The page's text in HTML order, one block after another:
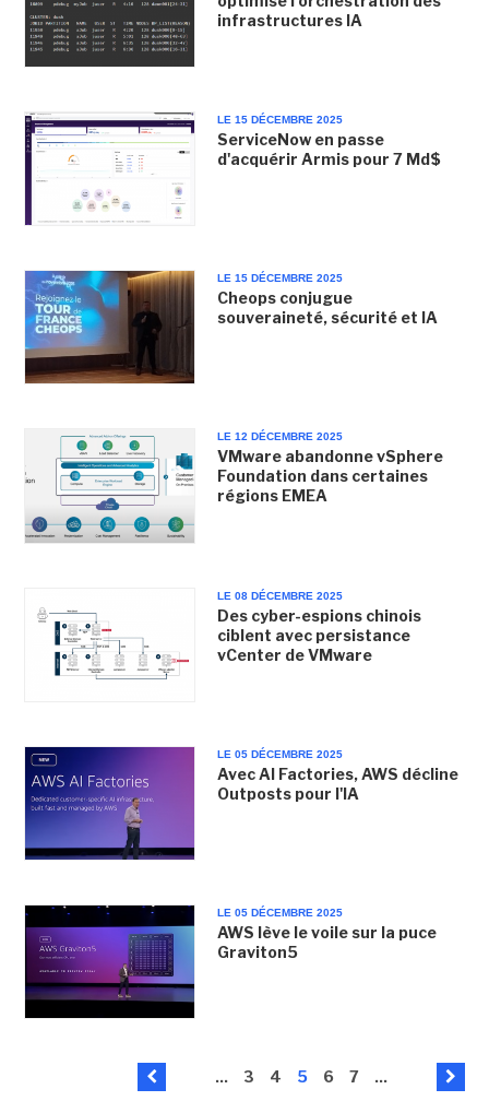
infrastructures IA
LE 15 DÉCEMBRE 2025
ServiceNow en passe
d'acquérir Armis pour 7 Md$
LE 15 DÉCEMBRE 2025
Cheops conjugue
souveraineté, sécurité et IA
LE 12 DÉCEMBRE 2025
VMware abandonne vSphere
Foundation dans certaines
régions EMEA
LE 08 DÉCEMBRE 2025
Des cyber-espions chinois
ciblent avec persistance
vCenter de VMware
LE 05 DÉCEMBRE 2025
Avec AI Factories, AWS décline
Outposts pour l'IA
LE 05 DÉCEMBRE 2025
AWS lève le voile sur la puce
Graviton5
... 3 4 5 6 7 ...